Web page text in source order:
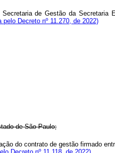
de Gestão da
pelo Decreto nº 11.270, de 2022)
de São Paulo;
do contrato de gestão firmado